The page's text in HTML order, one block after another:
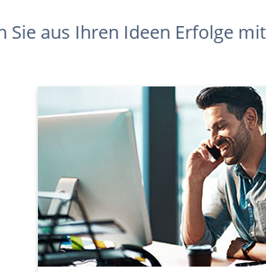
Sie aus Ihren Ideen Erfolge